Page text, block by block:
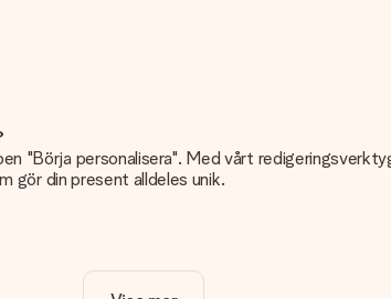
"Börja personalisera". Med vårt
gör din present alldeles unik.